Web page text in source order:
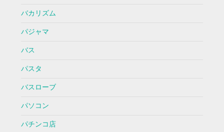
バカリズム
パジャマ
バス
パスタ
バスローブ
パソコン
パチンコ店